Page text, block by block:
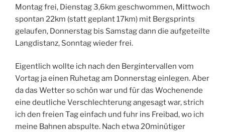
Montag frei, Dienstag 3,6km geschwommen, Mittwoch
spontan 22km (statt geplant 17km) mit Bergsprints
gelaufen, Donnerstag bis Samstag dann die aufgeteilte
Langdistanz, Sonntag wieder frei.
Eigentlich wollte ich nach den Bergintervallen vom
Vortag ja einen Ruhetag am Donnerstag einlegen. Aber
da das Wetter so schön war und für das Wochenende
eine deutliche Verschlechterung angesagt war, strich
ich den freien Tag einfach und fuhr ins Freibad, wo ich
meine Bahnen abspulte. Nach etwa 20minütiger